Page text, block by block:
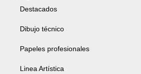
Destacados
Dibujo técnico
Papeles profesionales
Linea Artística